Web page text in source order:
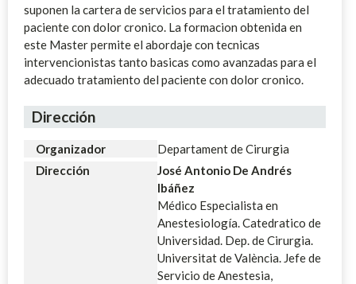
suponen la cartera de servicios para el tratamiento del
paciente con dolor cronico. La formacion obtenida en
este Master permite el abordaje con tecnicas
intervencionistas tanto basicas como avanzadas para el
adecuado tratamiento del paciente con dolor cronico.
Dirección
Organizador
Departament de Cirurgia
Dirección
José Antonio De Andrés
Ibáñez
Médico Especialista en
Anestesiología. Catedratico de
Universidad. Dep. de Cirurgia.
Universitat de València. Jefe de
Servicio de Anestesia,